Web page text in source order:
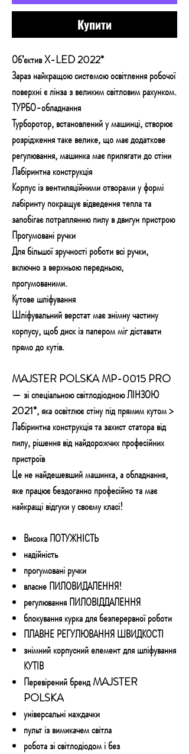
Купити
Об’єктив X-LED 2022*
Зараз найкращою системою освітлення робочої
поверхні є лінза з великим світловим рахунком.
ТУРБО-обладнання
Турборотор, встановлений у машинці, створює
розрідження таке велике, що має додаткове
регулювання, машинка має прилягати до стіни
Лабіринтна конструкція
Корпус із вентиляційними отворами у формі
лабіринту покращує відведення тепла та
запобігає потраплянню пилу в двигун пристрою
Прогумовані ручки
Для більшої зручності роботи всі ручки,
включно з верхньою передньою,
прогумованими.
Кутове шліфування
Шліфувальний верстат має знімну частину
корпусу, щоб диск із папером міг діставати
прямо до кутів.
MAJSTER POLSKA MP-0015 PRO
— зі спеціальною світлодіодною ЛІНЗОЮ
2021*, яка освітлює стіну під прямим кутом >
Лабіринтна конструкція та захист статора від
пилу, рішення від найдорожчих професійних
пристроїв
Це не найдешевший машинка, а обладнання,
яке працює бездоганно професійно та має
найкращі відгуки у своєму класі!
Висока ПОТУЖНІСТЬ
надійність
прогумовані ручки
власне ПИЛОВИДАЛЕННЯ!
регулювання ПИЛОВІДДАЛЕННЯ
блокування курка для безперервної роботи
ПЛАВНЕ РЕГУЛЮВАННЯ ШВИДКОСТІ
знімний корпусний елемент для шліфування
КУТІВ
Перевірений бренд MAJSTER
POLSKA
універсальні наждачки
пульт із вимикачем світла
робота зі світлодіодом і без